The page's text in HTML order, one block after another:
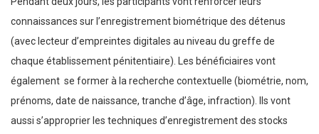
connaissances sur l’enregistrement biométrique des détenus
(avec lecteur d’empreintes digitales au niveau du greffe de
chaque établissement pénitentiaire). Les bénéficiaires vont
également se former à la recherche contextuelle (biométrie, nom,
prénoms, date de naissance, tranche d’âge, infraction). Ils vont
aussi s’approprier les techniques d’enregistrement des stocks